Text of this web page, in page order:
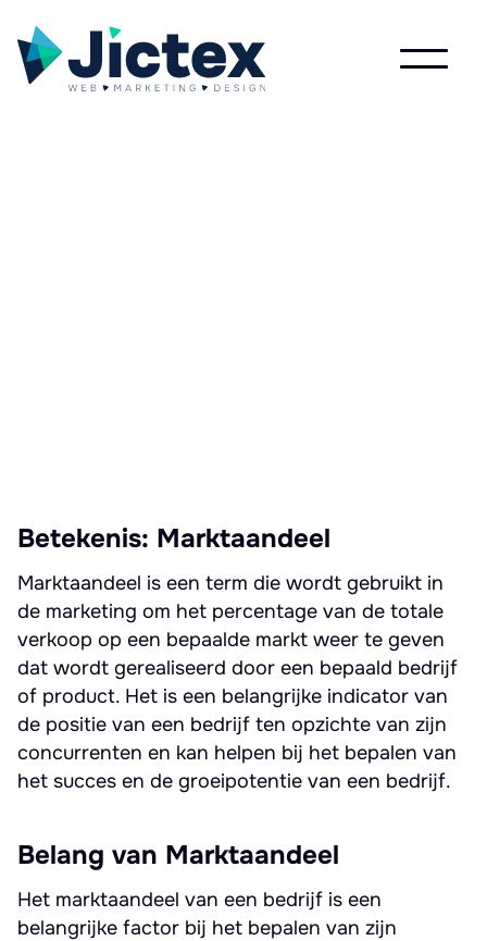
Betekenis: Marktaandeel
Marktaandeel is een term die wordt gebruikt in
de marketing om het percentage van de totale
verkoop op een bepaalde markt weer te geven
dat wordt gerealiseerd door een bepaald bedrijf
of product. Het is een belangrijke indicator van
de positie van een bedrijf ten opzichte van zijn
concurrenten en kan helpen bij het bepalen van
het succes en de groeipotentie van een bedrijf.
Belang van Marktaandeel
Het marktaandeel van een bedrijf is een
belangrijke factor bij het bepalen van zijn